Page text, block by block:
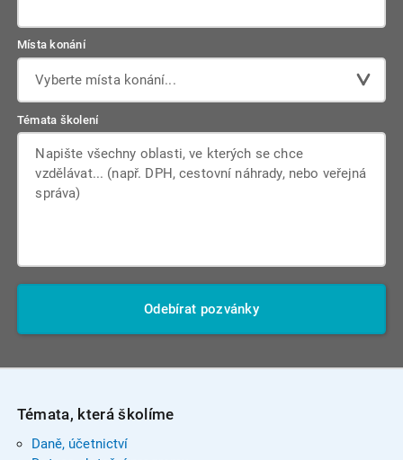
Místa konání
Vyberte místa konání...
Témata školení
Odebírat pozvánky
Témata, která školíme
Daně, účetnictví